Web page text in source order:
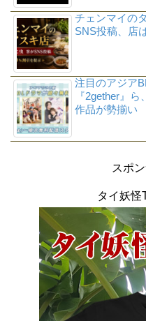
チェンマイの
SNS投稿、店
注目のアジア
『2gether』
作品が勢揃い
スポ
タイ妖怪